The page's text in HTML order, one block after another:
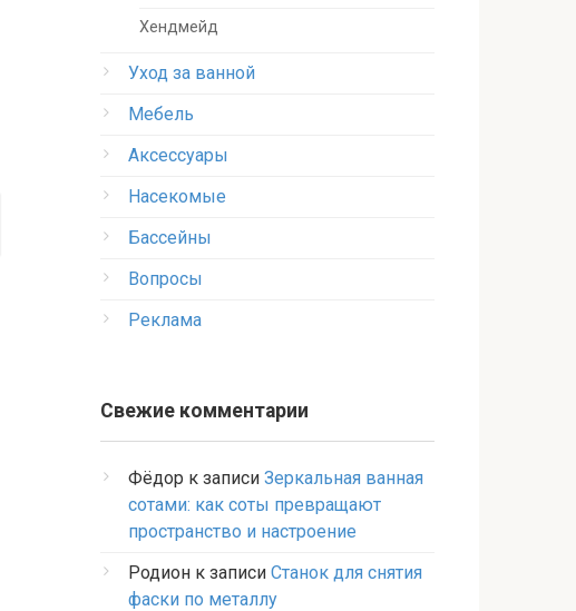
Хендмейд
Уход за ванной
Мебель
Аксессуары
Насекомые
Бассейны
Вопросы
Реклама
Свежие комментарии
Фёдор к записи Зеркальная ванная
сотами: как соты превращают
пространство и настроение
Родион к записи Станок для снятия
фаски по металлу